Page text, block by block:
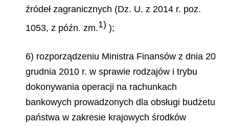
źródeł zagranicznych (Dz. U. z 2014 r. poz.
1053, z późn. zm.1) );
6) rozporządzeniu Ministra Finansów z dnia 20
grudnia 2010 r. w sprawie rodzajów i trybu
dokonywania operacji na rachunkach
bankowych prowadzonych dla obsługi budżetu
państwa w zakresie krajowych środków